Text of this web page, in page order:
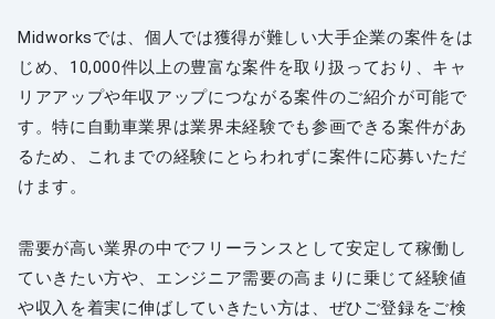
Midworksでは、個人では獲得が難しい大手企業の案件をは
じめ、10,000件以上の豊富な案件を取り扱っており、キャ
リアアップや年収アップにつながる案件のご紹介が可能で
す。特に自動車業界は業界未経験でも参画できる案件があ
るため、これまでの経験にとらわれずに案件に応募いただ
けます。
需要が高い業界の中でフリーランスとして安定して稼働し
ていきたい方や、エンジニア需要の高まりに乗じて経験値
や収入を着実に伸ばしていきたい方は、ぜひご登録をご検